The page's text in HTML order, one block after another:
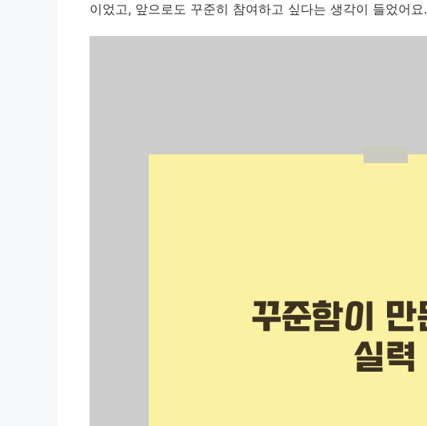
이었고, 앞으로도 꾸준히 참여하고 싶다는 생각이 들었어요.